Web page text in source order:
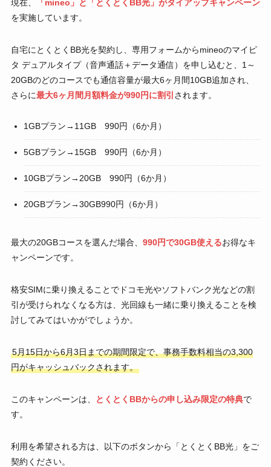
現在、
「mineo」と「とくとくBB光」がタイアップキャンペーン
を実施しています。
自宅にとくとくBB光を契約し、専用フォームからmineoのマイピ
タ デュアルタイプ（音声通話＋データ通信）を申し込むと、1～
20GBのどのコースでも通信容量が最大6ヶ月間10GB追加され、
さらに最大6ヶ月間月額料金が990円に割引 されます。
1GBプラン→11GB 990円（6か月）
5GBプラン→15GB 990円（6か月）
10GBプラン→20GB 990円（6か月）
20GBプラン→30GB990円（6か月）
最大の20GBコースを選んだ場合、 990円で30GB使えるお得なキ
ャンペーンです。
格安SIMに乗り換えることでドコモ光やソフトバンク光などの割
引が受けられなくなる方は、光回線も一緒に乗り換えることを検
討してみてはいかがでしょうか。
5月15日から6月3日までの期間限定で、事務手数料相当の3,300
円がキャッシュバックされます。
このキャンペーンは、 とくとくBBからの申し込み限定の特典で
す。
利用を希望される方は、以下のボタンから「とくとくBB光」をご
契約ください。